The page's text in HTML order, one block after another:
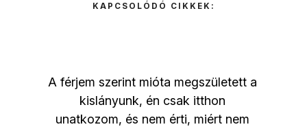
KAPCSOLÓDÓ CIKKEK:
A férjem szerint mióta megszületett a
kislányunk, én csak itthon
unatkozom, és nem érti, miért nem